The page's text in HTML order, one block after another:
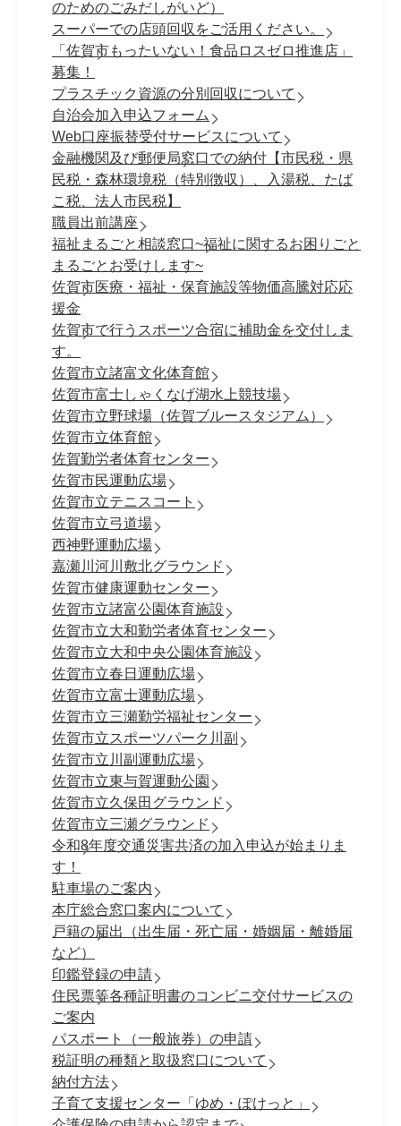
のためのごみだしがいど）
スーパーでの店頭回収をご活用ください。
「佐賀市もったいない！食品ロスゼロ推進店」
募集！
プラスチック資源の分別回収について
自治会加入申込フォーム
Web口座振替受付サービスについて
金融機関及び郵便局窓口での納付【市民税・県
民税・森林環境税（特別徴収）、入湯税、たば
こ税、法人市民税】
職員出前講座
福祉まるごと相談窓口~福祉に関するお困りごと
まるごとお受けします~
佐賀市医療・福祉・保育施設等物価高騰対応応
援金
佐賀市で行うスポーツ合宿に補助金を交付しま
す。
佐賀市立諸富文化体育館
佐賀市富士しゃくなげ湖水上競技場
佐賀市立野球場（佐賀ブルースタジアム）
佐賀市立体育館
佐賀勤労者体育センター
佐賀市民運動広場
佐賀市立テニスコート
佐賀市立弓道場
西神野運動広場
嘉瀬川河川敷北グラウンド
佐賀市健康運動センター
佐賀市立諸富公園体育施設
佐賀市立大和勤労者体育センター
佐賀市立大和中央公園体育施設
佐賀市立春日運動広場
佐賀市立富士運動広場
佐賀市立三瀬勤労福祉センター
佐賀市立スポーツパーク川副
佐賀市立川副運動広場
佐賀市立東与賀運動公園
佐賀市立久保田グラウンド
佐賀市立三瀬グラウンド
令和8年度交通災害共済の加入申込が始まりま
す！
駐車場のご案内
本庁総合窓口案内について
戸籍の届出（出生届・死亡届・婚姻届・離婚届
など）
印鑑登録の申請
住民票等各種証明書のコンビニ交付サービスの
ご案内
パスポート（一般旅券）の申請
税証明の種類と取扱窓口について
納付方法
子育て支援センター「ゆめ・ぽけっと」